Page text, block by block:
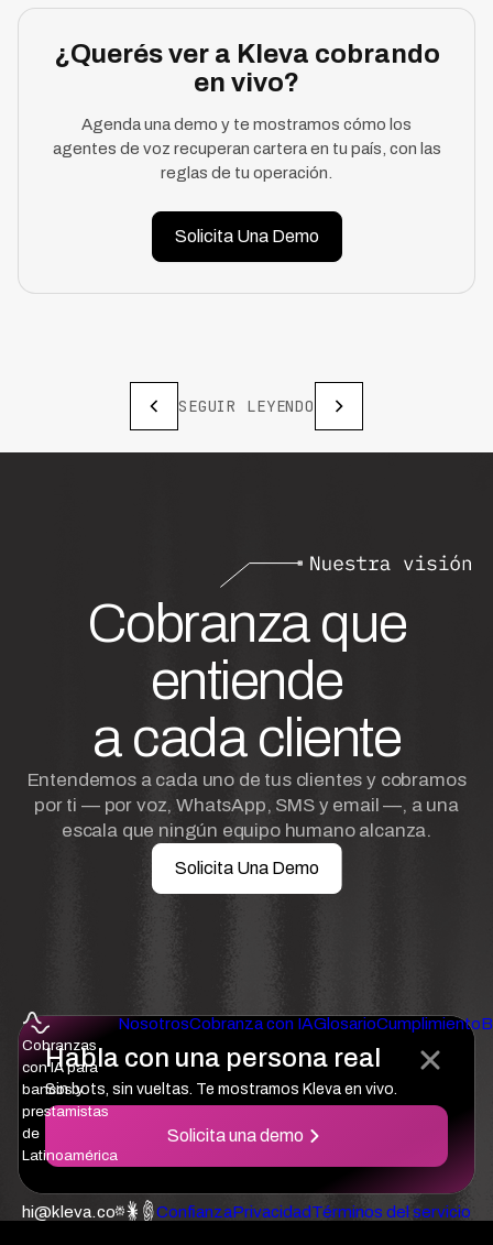
¿Querés ver a Kleva cobrando
en vivo?
Agenda una demo y te mostramos cómo los
agentes de voz recuperan cartera en tu país, con las
reglas de tu operación.
Solicita Una Demo
SEGUIR LEYENDO
Habla con una persona real
Sin bots, sin vueltas. Te mostramos Kleva en vivo.
Solicita una demo
Cobranza que
entiende
a cada cliente
Entendemos a cada uno de tus clientes y cobramos
por ti — por voz, WhatsApp, SMS y email —, a una
escala que ningún equipo humano alcanza.
Solicita Una Demo
Cobranzas
con IA para
bancos y
prestamistas
de
Latinoamérica
NosotrosCobranza con IAGlosarioCumplimiento
hi@kleva.co ConfianzaPrivacidadTérminos del servicio